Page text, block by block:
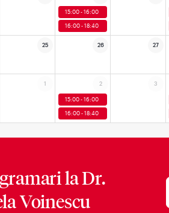
15:00 - 16:00
16:00 - 18:40
25 26 27
1 2 3
15:00 - 16:00
16:00 - 18:40
laDr.
Voinescu